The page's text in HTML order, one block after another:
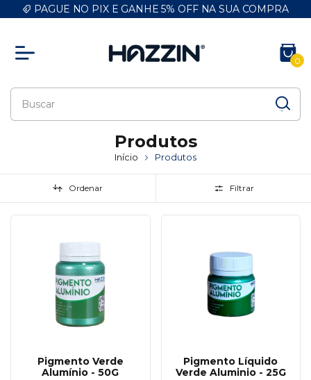
PAGUE NO PIX E GANHE 5% OFF NA SUA COMPRA
0
Produtos
Início Produtos
Ordenar Filtrar
Pigmento Verde
Alumínio - 50G
Pigmento Líquido
Verde Aluminio - 25G